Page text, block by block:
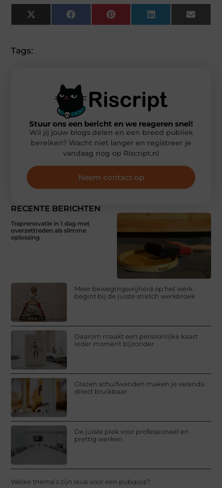
X
(Twitter)
FacebookPinterestLinkedInEmail
Tags:
RECENTE BERICHTEN
Traprenovatie in 1 dag met
overzettreden als slimme
oplossing
Meer bewegingsvrijheid op het werk
begint bij de juiste stretch werkbroek
Daarom maakt een persoonlijke kaart
ieder moment bijzonder
Glazen schuifwanden maken je veranda
direct bruikbaar
De juiste plek voor professioneel en
prettig werken
Welke thema’s zijn leuk voor een pubquiz?
Stuur ons een bericht en we reageren snel!
Wil jij jouw blogs delen en een breed publiek
bereiken? Wacht niet langer en registreer je
vandaag nog op Riscript.nl
Neem contact op